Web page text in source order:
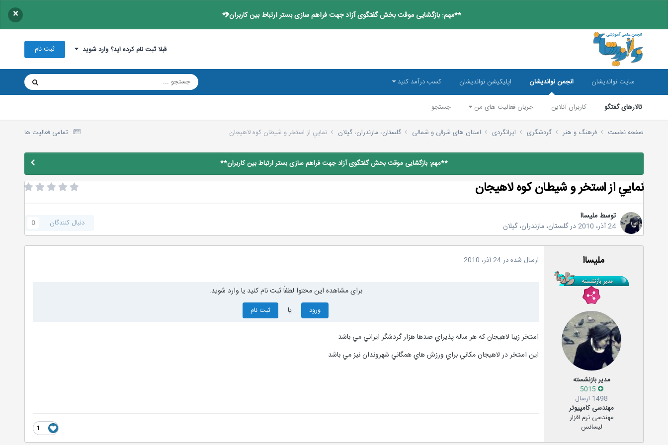
**مهم: بازگشایی موقت بخش گفتگوی آزاد جهت فراهم سازی بستر ارتباط بین کاربران** ×
قبلا ثبت نام کرده اید؟ وارد شوید ثبت نام
سایت نواندیشان انجمن نواندیشان
تالارهای گفتگو کاربران آنلاین جریان فعالیت های من جستجو
اپلیکیشن نواندیشان کسب درآمد کنید
تمامی فعالیت ها صفحه نخست فرهنگ و هنر گردشگری ایرانگردی استان های شرقی و شمالی گلستان، مازندران، گیلان نمايي از استخر و شيطان كوه لاهيجان
**مهم: بازگشایی موقت بخش گفتگوی آزاد جهت فراهم سازی بستر ارتباط بین کاربران**
نمايي از استخر و شيطان كوه لاهيجان
توسط ملیساا
24 آذر، 2010
درگلستان، مازندران، گیلان دنبال کنندگان 0
ملیساا
مدیر بازنشسته
1498 ارسال
مهندسی کامپیوتر
مهندسی نرم افزار
لیسانس
ارسال شده در24 آذر، 2010
برای مشاهده این محتوا لطفاً ثبت نام کنید یا وارد شوید.
ورود یا ثبت نام
استخر زيبا لاهيجان كه هر ساله پذيراي صدها هزار گردشگر ايراني مي باشد
اين استخر در لاهيجان مكاني براي ورزش هاي همگاني شهروندان نيز مي باشد
1